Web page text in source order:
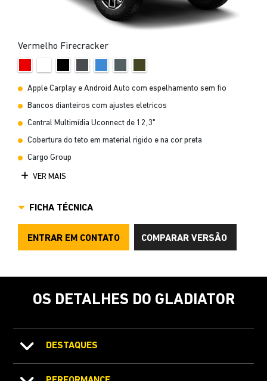
Vermelho Firecracker
Apple Carplay e Android Auto com espelhamento sem fio
Bancos dianteiros com ajustes eletricos
Central Multimídia Uconnect de 12,3"
Cobertura do teto em material rigido e na cor preta
Cargo Group
VER MAIS
FICHA TÉCNICA
ENTRAR EM CONTATO COMPARAR VERSÃO
OS DETALHES DO GLADIATOR
DESTAQUES